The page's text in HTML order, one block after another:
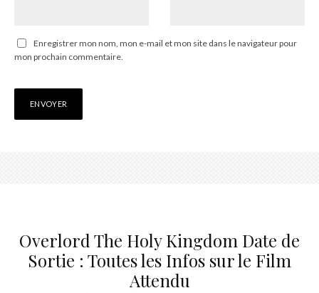
Enregistrer mon nom, mon e-mail et mon site dans le navigateur pour
mon prochain commentaire.
Overlord The Holy Kingdom Date de
Sortie : Toutes les Infos sur le Film
Attendu